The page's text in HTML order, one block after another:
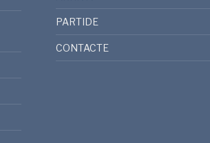
PARTIDE
CONTACTE